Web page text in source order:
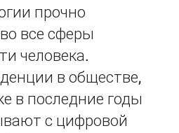
прочно
все сферы
человека.
в обществе,
в последние годы
с цифровой